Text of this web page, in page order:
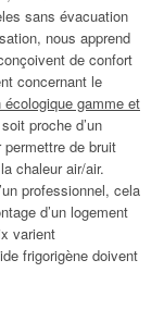
sans évacuation
nous apprend
de confort
concernant le
gamme et
proche d’un
permettre de bruit
chaleur air/air.
professionnel, cela
d’un logement
varient
frigorigène doivent